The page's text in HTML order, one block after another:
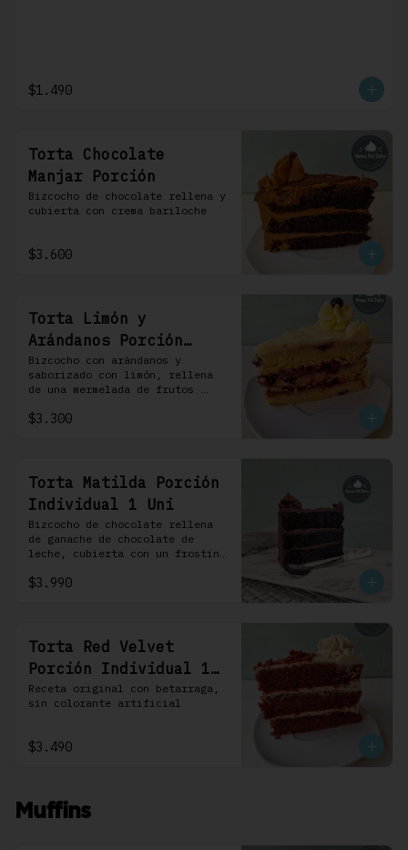
$1.490
Torta Chocolate
Manjar Porción
Bizcocho de chocolate rellena y
cubierta con crema bariloche
$3.600
Torta Limón y
Arándanos Porción
Individual 1 Uni
Bizcocho con arándanos y
saborizado con limón, rellena
de una mermelada de frutos
frosting de queso de crema.
$3.300
Torta Matilda Porción
Individual 1 Uni
Bizcocho de chocolate rellena
de ganache de chocolate de
leche, cubierta con un frosting
$3.990
Torta Red Velvet
Porción Individual 1
Uni
Receta original con betarraga,
sin colorante artificial
$3.490
Muffins